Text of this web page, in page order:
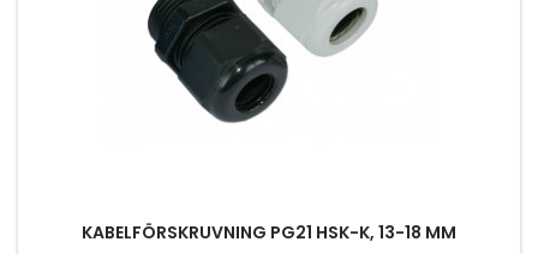
KABELFÖRSKRUVNING PG21 HSK-K, 13-18 MM